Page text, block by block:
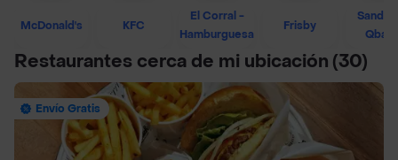
McDonald's KFC
El Corral -
Hamburguesa
Frisby
Restaurantes cerca de mi ubicación (30)
Envío Gratis